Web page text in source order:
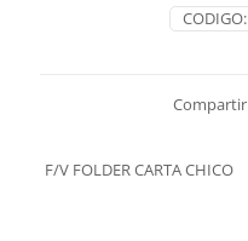
CODIGO:
Compartir
F/V FOLDER CARTA CHICO